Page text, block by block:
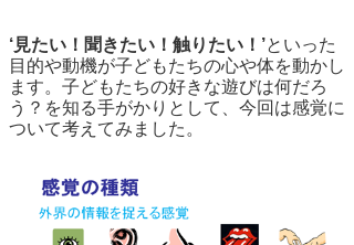
‘見たい！聞きたい！触りたい！’といった
目的や動機が子どもたちの心や体を動かし
ます。子どもたちの好きな遊びは何だろ
う？を知る手がかりとして、今回は感覚に
ついて考えてみました。